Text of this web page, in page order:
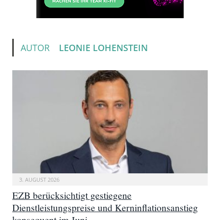
AUTOR LEONIE LOHENSTEIN
3. AUGUST 2026
EZB berücksichtigt gestiegene
Dienstleistungspreise und Kerninflationsanstieg